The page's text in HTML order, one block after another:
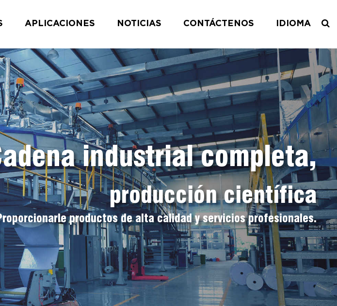
APLICACIONES NOTICIAS CONTÁCTENOS IDIOMA
industrial completa,
producción científica
productos de alta calidad y servicios profesionales.